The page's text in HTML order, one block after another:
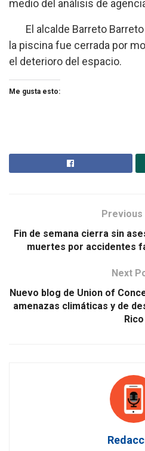
medio del análisis de
El alcalde Barreto Barreto
la piscina fue cerrada por
el deterioro del espacio.
Me gusta esto:
Previous
Fin de semana cierra sin
muertes por accidentes
Next
Nuevo blog de Union of
amenazas climáticas y de
Rico